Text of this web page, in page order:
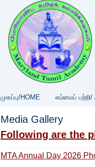
முகப்பு/HOME எம்மைப் பற்றி/
Media Gallery
Following are the
MTA Annual Day 2026